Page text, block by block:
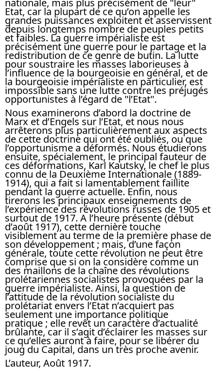
nationale, mais plus précisément de "leur"
Etat, car la plupart de ce qu’on appelle les
grandes puissances exploitent et asservissent
depuis longtemps nombre de peuples petits
et faibles. La guerre impérialiste est
précisément une guerre pour le partage et la
redistribution de ce genre de butin. La lutte
pour soustraire les masses laborieuses à
l’influence de la bourgeoisie en général, et de
la bourgeoisie impérialiste en particulier, est
impossible sans une lutte contre les préjugés
opportunistes à l’égard de "l’Etat".
Nous examinerons d’abord la doctrine de
Marx et d’Engels sur l’Etat, et nous nous
arrêterons plus particulièrement aux aspects
de cette doctrine qui ont été oubliés, ou que
l’opportunisme a déformés. Nous étudierons
ensuite, spécialement, le principal fauteur de
ces déformations, Karl Kautsky, le chef le plus
connu de la Deuxième Internationale (1889-
1914), qui a fait si lamentablement faillite
pendant la guerre actuelle. Enfin, nous
tirerons les principaux enseignements de
l’expérience des révolutions russes de 1905 et
surtout de 1917. A l’heure présente (début
d’août 1917), cette dernière touche
visiblement au terme de la première phase de
son développement ; mais, d’une façon
générale, toute cette révolution ne peut être
comprise que si on la considère comme un
des maillons de la chaîne des révolutions
prolétariennes socialistes provoquées par la
guerre impérialiste. Ainsi, la question de
l’attitude de la révolution socialiste du
prolétariat envers l’Etat n’acquiert pas
seulement une importance politique
pratique ; elle revêt un caractère d’actualité
brûlante, car il s’agit d’éclairer les masses sur
ce qu’elles auront à faire, pour se libérer du
joug du Capital, dans un très proche avenir.
L’auteur, Août 1917.